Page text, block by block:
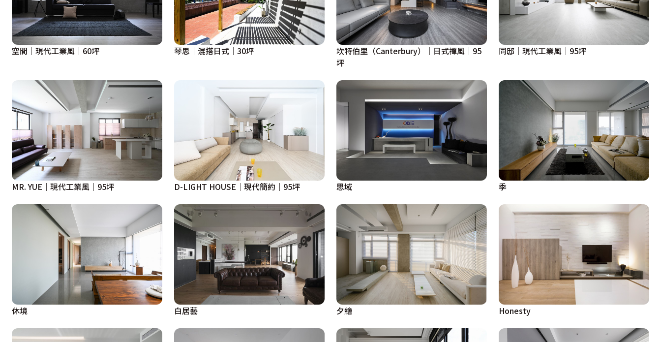
空間｜現代工業風｜60坪 琴思｜混搭日式｜30坪
坎特伯里（Canterbury）│日式禪風│95
坪
同邸｜現代工業風｜95坪
MR. YUE｜現代工業風｜95坪 D-LIGHT HOUSE｜現代簡約｜95坪 思域 季
休境 白居藝 夕繪 Honesty